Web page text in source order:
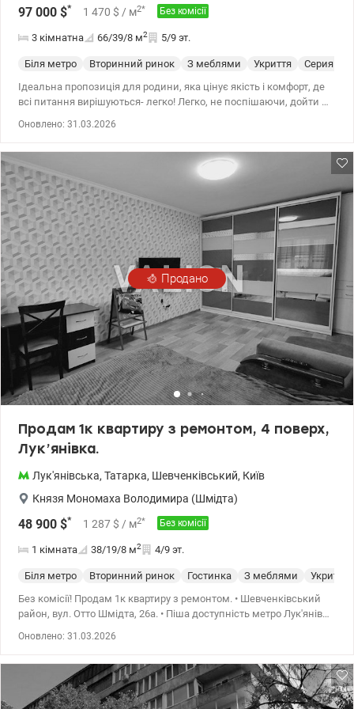
97 000 $* 1 470 $ / м2* Без комісії
3 кімнатна 66/39/8 м2 5/9 эт.
Біля метро Вторинний ринок З меблями Укриття
Cерия 87
Ідеальна пропозиція для родини, яка цінує якість і комфорт, де
всі питання вирішуються- легко! Легко, не поспішаючи, дойти до
зеленому районі Квартира простора, світла та комфортна.
Двостороння. тепла взимку, прохолодна влітку, з капітальним
ремонтом, є комора, засклені балкон і лоджія. -Паркет
-Венеційська штукатурка - Дерев'яні меблі і двері. -Гарний
краєвид. Будинок цегляний, газифікований. тамбур на 2
квартири, інтеллігентні сусіди, економні комунальні платежі. До
метро Лук'янівська- 7 хвилин пішки, весь міський транспорт.
Ціна 99.000 y.e Харченко Тетяна (099)-9418275 valion.ua/1086899
Оновлено: 31.03.2026
Продано
Продам 1к квартиру з ремонтом, 4 поверх,
Лук’янівка.
Лук'янівська, Татарка, Шевченківський, Київ
Князя Мономаха Володимира (Шмідта)
48 900 $* 1 287 $ / м2* Без комісії
1 кімната 38/19/8 м2 4/9 эт.
Біля метро Вторинний ринок Гостинка З меблями
Укриття
Без комісії! Продам 1к квартиру з ремонтом. • Шевченківський
район, вул. Отто Шмідта, 26а. • Піша доступність метро Лук'янівка
Загальна площа 38 м2, простора кімната 19 м2 та кухня 8 м2 з
виходом на балкон. • Стан квартири не потребує вкладень. Меблі
та техніка залишається, є кондиціонер та бойлер. •
Оновлено: 31.03.2026